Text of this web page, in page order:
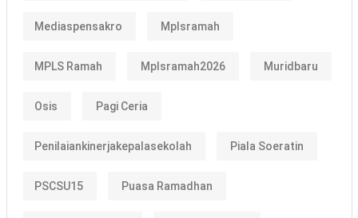
Mediaspensakro Mplsramah
MPLS Ramah Mplsramah2026 Muridbaru
Osis Pagi Ceria
Penilaiankinerjakepalasekolah Piala Soeratin
PSCSU15 Puasa Ramadhan